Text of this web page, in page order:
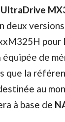
UltraDrive
deux versions
pour
de
que la
au
à base de